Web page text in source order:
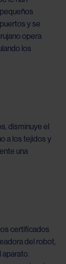
y se
opera
los
disminuye el
a los tejidos y
una
certificados
del robot,
aparato.